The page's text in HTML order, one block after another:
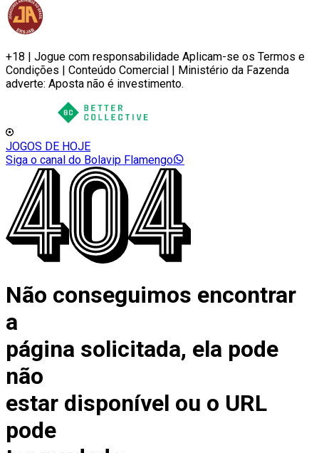
+18 | Jogue com responsabilidade Aplicam-se os Termos e
Condições | Conteúdo Comercial | Ministério da Fazenda
adverte: Aposta não é investimento.
JOGOS DE HOJE
Siga o canal do Bolavip Flamengo
Não conseguimos encontrar
a
página solicitada, ela pode
não
estar disponível ou o URL
pode